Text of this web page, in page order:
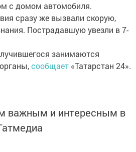
с домом автомобиля.
сразу же вызвали скорую,
Пострадавшую увезли в 7-
занимаются
сообщает «Татарстан 24».
важным и интересным в